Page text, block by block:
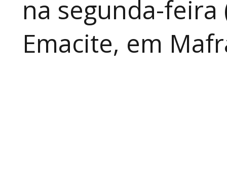
na segunda-feira
Emacite, em